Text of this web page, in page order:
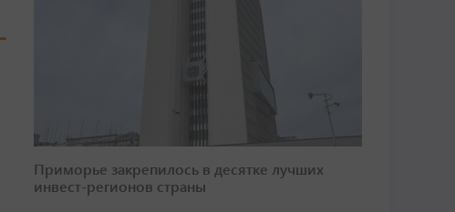
Приморье закрепилось в десятке лучших
инвест-регионов страны